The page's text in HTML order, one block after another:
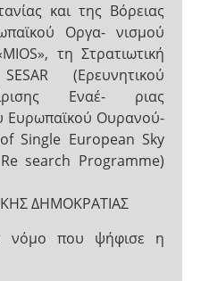
και της Βόρειας
Οργα- νισμού
τη Στρατιωτική
(Ερευνητικού
Εναέ- ριας
Ευρωπαϊκού Ουρανού-
Single European Sky
search Programme)
ΔΗΜΟΚΡΑΤΙΑΣ
νόμο που ψήφισε η